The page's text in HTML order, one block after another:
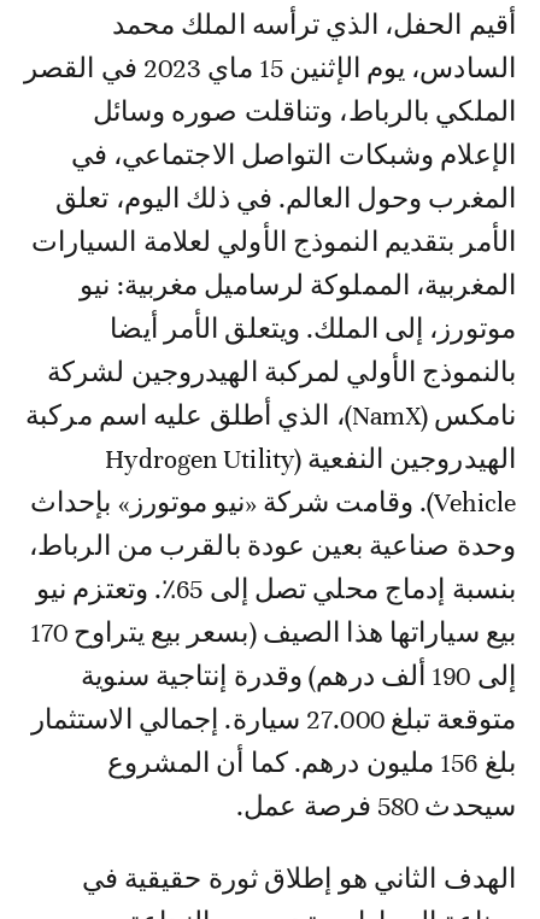
السادس، يوم الإثنين 15 ماي 2023 في القصر
الملكي بالرباط، وتناقلت صوره وسائل
الإعلام وشبكات التواصل الاجتماعي، في
المغرب وحول العالم. في ذلك اليوم، تعلق
الأمر بتقديم النموذج الأولي لعلامة السيارات
المغربية، المملوكة لرساميل مغربية: نيو
موتورز، إلى الملك. ويتعلق الأمر أيضا
بالنموذج الأولي لمركبة الهيدروجين لشركة
نامكس (NamX)، الذي أطلق عليه اسم مركبة
الهيدروجين النفعية (Hydrogen Utility
Vehicle). وقامت شركة «نيو موتورز» بإحداث
وحدة صناعية بعين عودة بالقرب من الرباط،
بنسبة إدماج محلي تصل إلى 65٪. وتعتزم نيو
بيع سياراتها هذا الصيف (بسعر بيع يتراوح 170
إلى 190 ألف درهم) وقدرة إنتاجية سنوية
متوقعة تبلغ 27.000 سيارة. إجمالي الاستثمار
بلغ 156 مليون درهم. كما أن المشروع
سيحدث 580 فرصة عمل.
الهدف الثاني هو إطلاق ثورة حقيقية في